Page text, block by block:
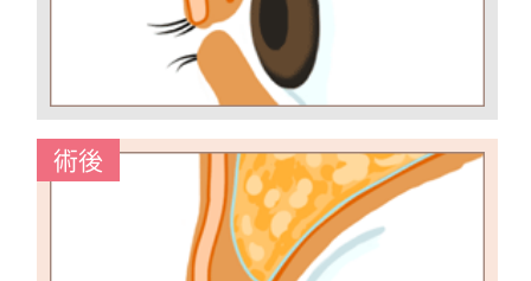
術後